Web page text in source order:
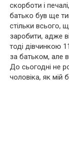
скорботи і
батько був ще
стільки всього,
заробити, адже
тоді дівчинкою
за батьком, але
До сьогодні не
чоловіка, як мій